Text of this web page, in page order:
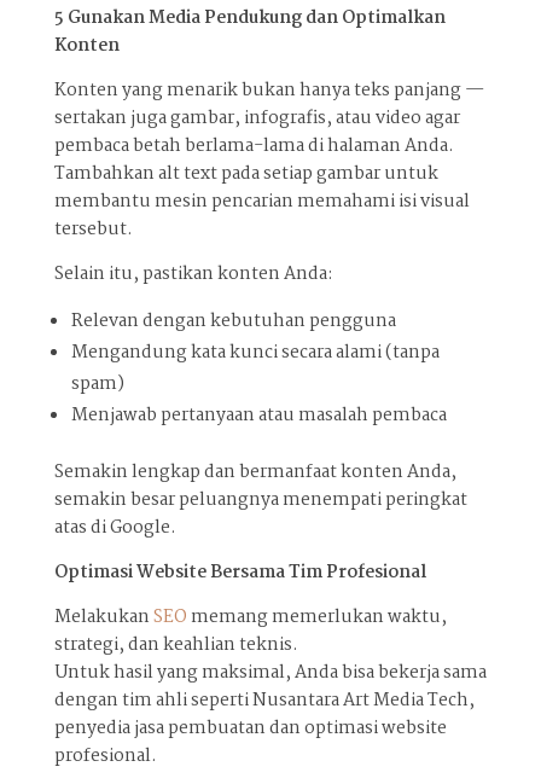
5️ Gunakan Media Pendukung dan Optimalkan
Konten
Konten yang menarik bukan hanya teks panjang —
sertakan juga gambar, infografis, atau video agar
pembaca betah berlama-lama di halaman Anda.
Tambahkan alt text pada setiap gambar untuk
membantu mesin pencarian memahami isi visual
tersebut.
Selain itu, pastikan konten Anda:
Relevan dengan kebutuhan pengguna
Mengandung kata kunci secara alami (tanpa
spam)
Menjawab pertanyaan atau masalah pembaca
Semakin lengkap dan bermanfaat konten Anda,
semakin besar peluangnya menempati peringkat
atas di Google.
Optimasi Website Bersama Tim Profesional
MelakukanSEO memang memerlukan waktu,
strategi, dan keahlian teknis.
Untuk hasil yang maksimal, Anda bisa bekerja sama
dengan tim ahli seperti Nusantara Art Media Tech,
penyedia jasa pembuatan dan optimasi website
profesional.